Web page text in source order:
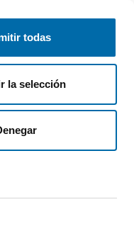
todas
la selección
Inicia sesión